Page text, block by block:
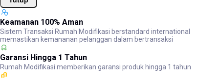
Keamanan 100% Aman
Sistem Transaksi Rumah Modifikasi berstandard international
memastikan kemananan pelanggan dalam bertransaksi
Garansi Hingga 1 Tahun
Rumah Modifikasi memberikan garansi produk hingga 1 tahun